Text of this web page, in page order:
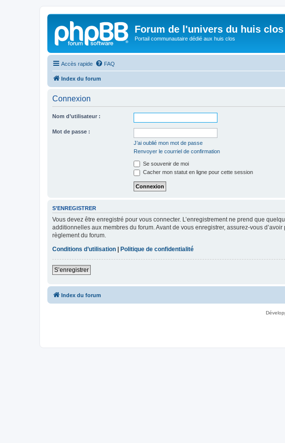
Forum de l'univers du huis clos
Portail communautaire dédié aux huis clos
Accès rapide FAQ
Index du forum
Connexion
Nom d’utilisateur :
Mot de passe :
J’ai oublié mon mot de passe
Renvoyer le courriel de confirmation
Se souvenir de moi
Cacher mon statut en ligne pour cette session
S’ENREGISTRER
Vous devez être enregistré pour vous connecter. L’enregistrement ne prend que
additionnelles aux membres du forum. Avant de vous enregistrer, assurez-vous
règlement du forum.
Conditions d’utilisation
Politique de confidentialité
S’enregistrer
Index du forum